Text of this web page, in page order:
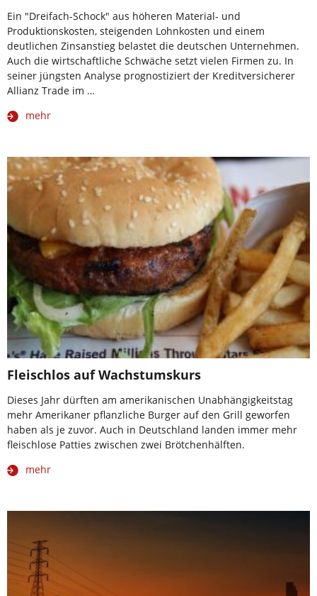
Ein "Dreifach-Schock" aus höheren Material- und
Produktionskosten, steigenden Lohnkosten und einem
deutlichen Zinsanstieg belastet die deutschen Unternehmen.
Auch die wirtschaftliche Schwäche setzt vielen Firmen zu. In
seiner jüngsten Analyse prognostiziert der Kreditversicherer
Allianz Trade im …
mehr
Fleischlos auf Wachstumskurs
Dieses Jahr dürften am amerikanischen Unabhängigkeitstag
mehr Amerikaner pflanzliche Burger auf den Grill geworfen
haben als je zuvor. Auch in Deutschland landen immer mehr
fleischlose Patties zwischen zwei Brötchenhälften.
mehr